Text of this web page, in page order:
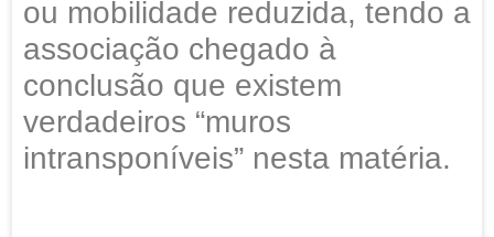
ou mobilidade reduzida, tendo a
associação chegado à
conclusão que existem
verdadeiros “muros
intransponíveis” nesta matéria.